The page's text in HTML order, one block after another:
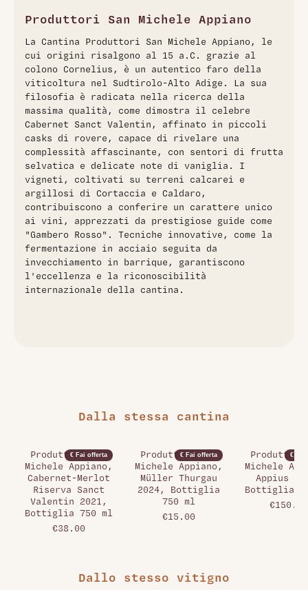
distingue per un terroir straordinario e una vinificazione che
in botti di rovere, presenta un intenso colore rubino e un
bouquet olfattivo complesso, dove frutta nera, spezie e
morbidi sentori di legno si intrecciano. Al palato, si rivela
robusto e avvolgente, con tannini setosi e un potenziale di
invecchiamento notevole. Come afferma il sommelier e
critico James Suckling, "è un vino che racconta storie".
Perfetto con carni rosse e formaggi stagionati.
Produttori San Michele Appiano
La Cantina Produttori San Michele Appiano, le
cui origini risalgono al 15 a.C. grazie al
colono Cornelius, è un autentico faro della
viticoltura nel Sudtirolo-Alto Adige. La sua
filosofia è radicata nella ricerca della
massima qualità, come dimostra il celebre
Cabernet Sanct Valentin, affinato in piccoli
casks di rovere, capace di rivelare una
complessità affascinante, con sentori di frutta
selvatica e delicate note di vaniglia. I
vigneti, coltivati su terreni calcarei e
argillosi di Cortaccia e Caldaro,
contribuiscono a conferire un carattere unico
ai vini, apprezzati da prestigiose guide come
"Gambero Rosso". Tecniche innovative, come la
fermentazione in acciaio seguita da
invecchiamento in barrique, garantiscono
l'eccellenza e la riconoscibilità
internazionale della cantina.
Dalla stessa cantina
€ Fai offerta
Produttori San
Michele Appiano,
Cabernet-Merlot
Riserva Sanct
Valentin 2021,
Bottiglia 750 ml
€38.00
€ Fai offerta
Produttori San
Michele Appiano,
Müller Thurgau
2024, Bottiglia
750 ml
€15.00
€ Fai
Produttori
Michele
Appius
Bottiglia
€150.00
Dallo stesso vitigno